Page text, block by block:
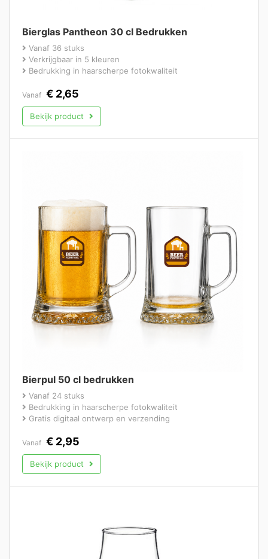
Bierglas Pantheon 30 cl Bedrukken
Vanaf 36 stuks
Verkrijgbaar in 5 kleuren
Bedrukking in haarscherpe fotokwaliteit
Vanaf € 2,65
Bekijk product
Bierpul 50 cl bedrukken
Vanaf 24 stuks
Bedrukking in haarscherpe fotokwaliteit
Gratis digitaal ontwerp en verzending
Vanaf € 2,95
Bekijk product